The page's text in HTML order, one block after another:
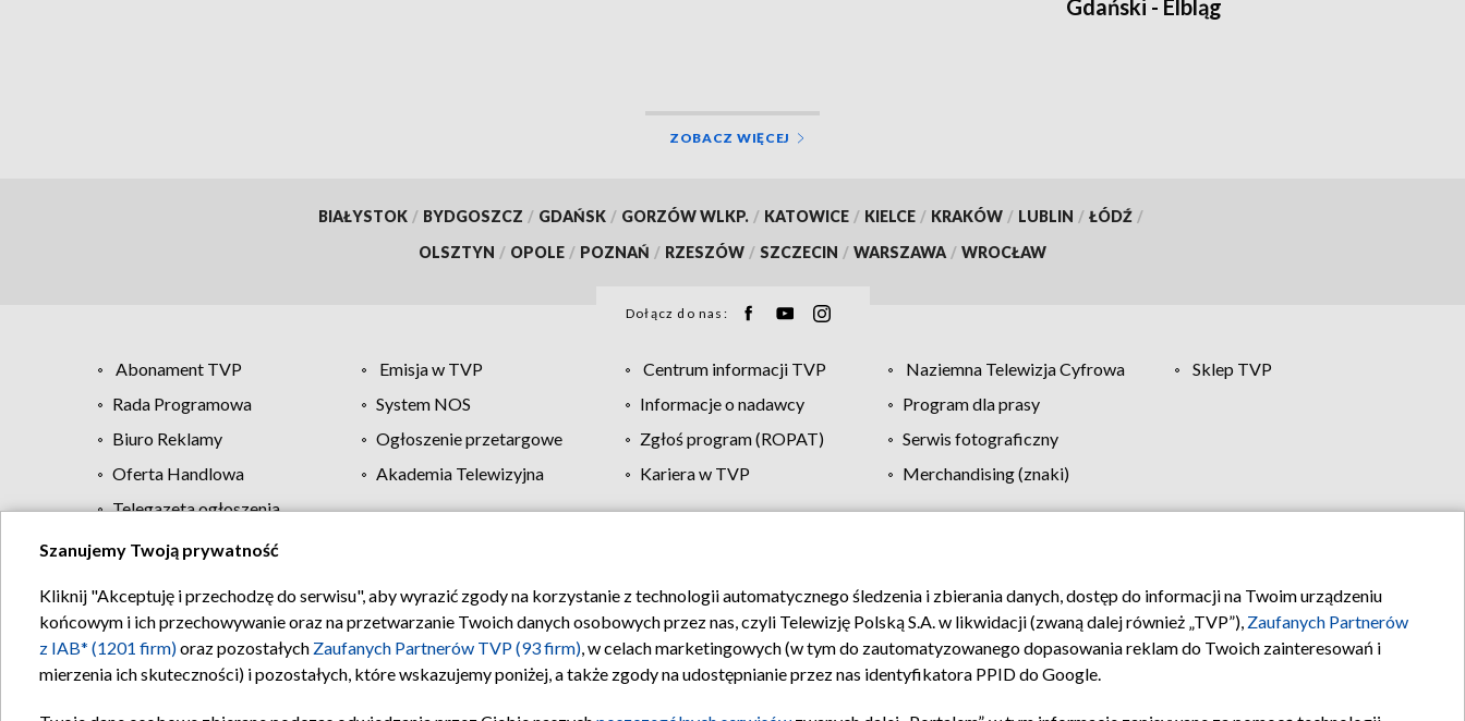
Gdański - Elbląg
ZOBACZ WIĘCEJ
BIAŁYSTOK / BYDGOSZCZ / GDAŃSK / GORZÓW WLKP. / KATOWICE / KIELCE / KRAKÓW / LUBLIN / ŁÓDŹ /
OLSZTYN / OPOLE / POZNAŃ / RZESZÓW / SZCZECIN / WARSZAWA / WROCŁAW
Dołącz do nas:
Abonament TVP Emisja w TVP Centrum informacji TVP Naziemna Telewizja Cyfrowa
Sklep TVP
Rada Programowa
System NOS Informacje o nadawcy
Program dla prasy
Biuro Reklamy
Ogłoszenie przetargowe Zgłoś program (ROPAT)
Serwis fotograficzny
Oferta Handlowa
Akademia Telewizyjna Kariera w TVP
Merchandising (znaki)
Telegazeta ogłoszenia
Regulamin TVP Polityka prywatności Moje zgody Pomoc Biuro reklamy Kontakt
Szanujemy Twoją prywatność
Kliknij "Akceptuję i przechodzę do serwisu", aby wyrazić zgody na korzystanie z technologii automatycznego śledzenia i zbierania danych, dostęp do informacji na Twoim urządzeniu
końcowym i ich przechowywanie oraz na przetwarzanie Twoich danych osobowych przez nas, czyli Telewizję Polską S.A. w likwidacji (zwaną dalej również „TVP”), Zaufanych Partnerów
z IAB* (1201 firm)oraz pozostałych Zaufanych Partnerów TVP (93 firm), w celach marketingowych (w tym do zautomatyzowanego dopasowania reklam do Twoich zainteresowań i
mierzenia ich skuteczności) i pozostałych, które wskazujemy poniżej, a także zgody na udostępnianie przez nas identyfikatora PPID do Google.